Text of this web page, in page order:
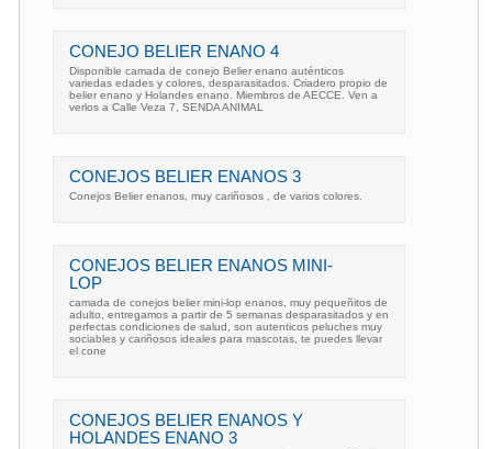
CONEJO BELIER ENANO 4
Disponible camada de conejo Belier enano auténticos
variedas edades y colores, desparasitados. Criadero propio de
belier enano y Holandes enano. Miembros de AECCE. Ven a
verlos a Calle Veza 7, SENDA ANIMAL
CONEJOS BELIER ENANOS 3
Conejos Belier enanos, muy cariñosos , de varios colores.
CONEJOS BELIER ENANOS MINI-
LOP
camada de conejos belier mini-lop enanos, muy pequeñitos de
adulto, entregamos a partir de 5 semanas desparasitados y en
perfectas condiciones de salud, son autenticos peluches muy
sociables y cariñosos ideales para mascotas, te puedes llevar
el cone
CONEJOS BELIER ENANOS Y
HOLANDES ENANO 3